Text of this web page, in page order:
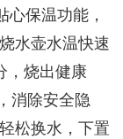
保温功能，
水壶水温快速
，烧出健康
消除安全隐
松换水，下置